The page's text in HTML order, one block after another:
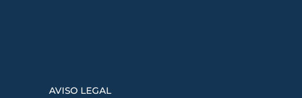
AVISO LEGAL